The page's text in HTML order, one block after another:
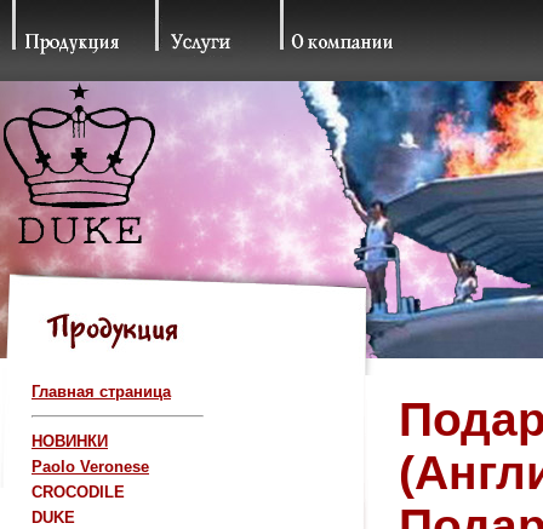
Главная страница
НОВИНКИ
Paolo Veronese
CROCODILE
DUKE